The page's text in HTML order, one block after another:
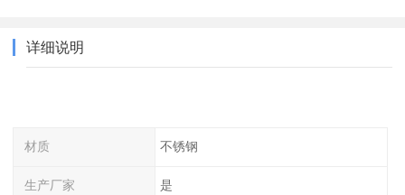
详细说明
材质 不锈钢
生产厂家 是